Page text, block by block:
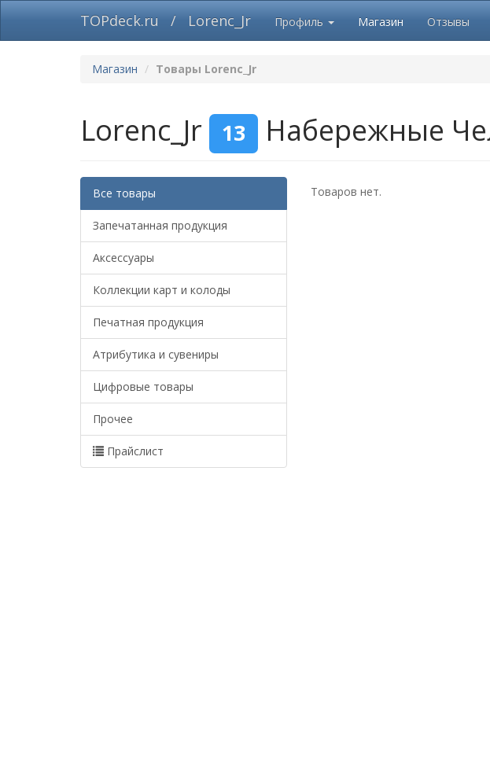
TOPdeck.ru / Lorenc_Jr Профиль Магазин Отзывы
Магазин Товары Lorenc_Jr
Lorenc_Jr 13 Набережные
Все товары
Запечатанная продукция
Аксессуары
Коллекции карт и колоды
Печатная продукция
Атрибутика и сувениры
Цифровые товары
Прочее
Прайслист
Товаров нет.